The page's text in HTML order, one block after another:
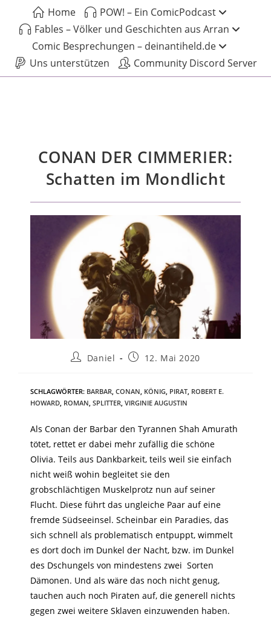
Home
POW! – Ein ComicPodcast
Fables – Völker und Geschichten aus Arran
Comic Besprechungen – deinantiheld.de
Uns unterstützen
Community Discord Server
CONAN DER CIMMERIER:
Schatten im Mondlicht
Daniel 12. Mai 2020
SCHLAGWÖRTER: BARBAR CONAN KÖNIG PIRAT ROBERT E.
HOWARD ROMAN SPLITTER VIRGINIE AUGUSTIN
Als Conan der Barbar den Tyrannen Shah Amurath
tötet, rettet er dabei mehr zufällig die schöne
Olivia. Teils aus Dankbarkeit, teils weil sie einfach
nicht weiß wohin begleitet sie den
grobschlächtigen Muskelprotz nun auf seiner
Flucht. Diese führt das ungleiche Paar auf eine
fremde Südseeinsel. Scheinbar ein Paradies, das
sich schnell als problematisch entpuppt, wimmelt
es dort doch im Dunkel der Nacht, bzw. im Dunkel
des Dschungels von mindestens zwei Sorten
Dämonen. Und als wäre das noch nicht genug,
tauchen auch noch Piraten auf, die generell nichts
gegen zwei weitere Sklaven einzuwenden haben.